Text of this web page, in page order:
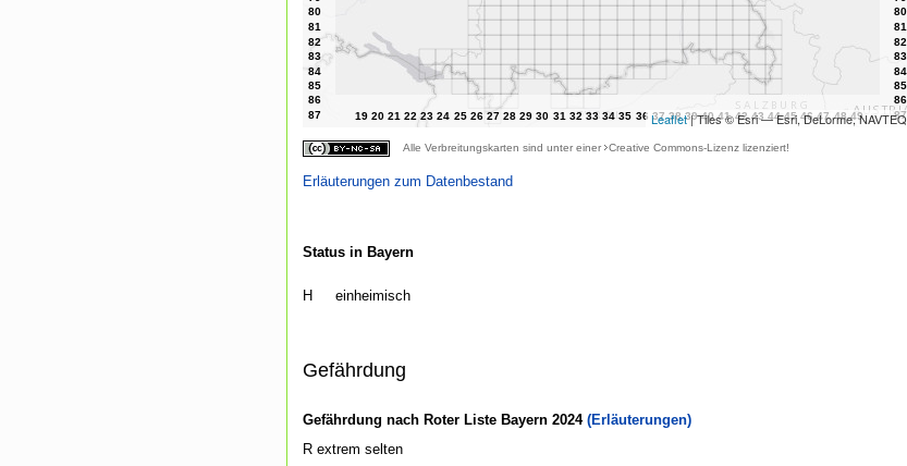
Leaflet| Tiles © Esri — Esri, DeLorme, NAVTEQ
Alle Verbreitungskarten sind unter einer Creative Commons-Lizenz lizenziert!
Erläuterungen zum Datenbestand
Status in Bayern
H einheimisch
Gefährdung
Gefährdung nach Roter Liste Bayern 2024 (Erläuterungen)
R extrem selten